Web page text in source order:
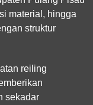
material, hingga
struktur
reiling
sekadar